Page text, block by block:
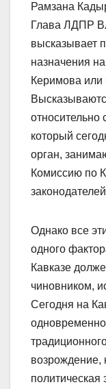
Рамзана
Глава ЛДПР
высказывает
назначения
Керимова или
относительно
который
орган,
Комиссию по
Однако все
одного
Кавказе
чиновником,
Сегодня на
возрождение,
политическая